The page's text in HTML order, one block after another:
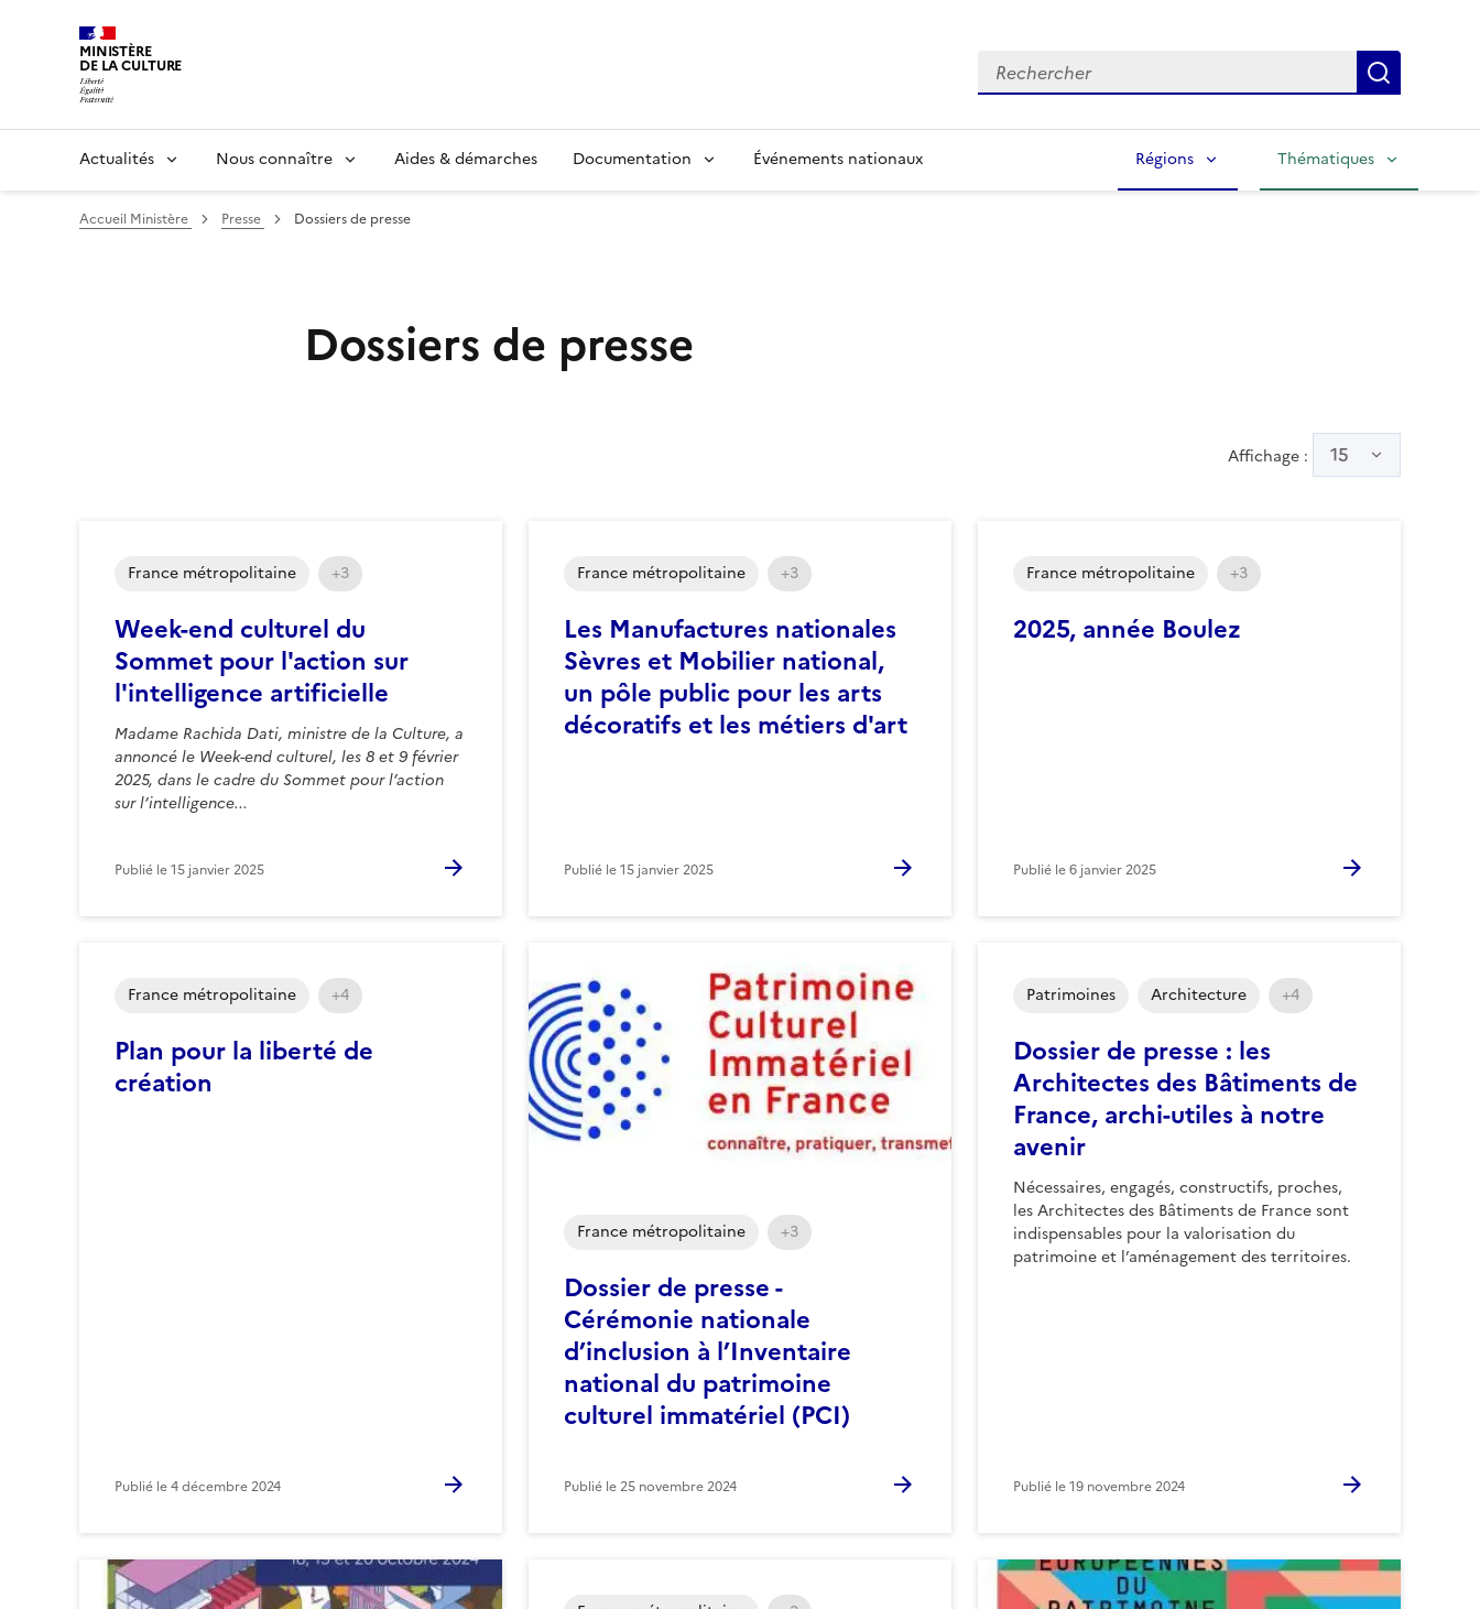
MINISTÈRE
DE LA CULTURE Rechercher
Actualités Nous connaître Aides & démarches Documentation Événements nationaux Régions Thématiques
Accueil Ministère Presse Dossiers de presse
Dossiers de presse
Affichage : 15
Week-end culturel du
Sommet pour l'action sur
l'intelligence artificielle
Madame Rachida Dati, ministre de la Culture, a
annoncé le Week-end culturel, les 8 et 9 février
2025, dans le cadre du Sommet pour l’action
sur l’intelligence...
France métropolitaine +3
Publié le15 janvier 2025
Les Manufactures nationales
Sèvres et Mobilier national,
un pôle public pour les arts
décoratifs et les métiers d'art
France métropolitaine +3
Publié le15 janvier 2025
2025, année Boulez
France métropolitaine +3
Publié le6 janvier 2025
Plan pour la liberté de
création
France métropolitaine +4
Publié le4 décembre 2024
Dossier de presse -
Cérémonie nationale
d’inclusion à l’Inventaire
national du patrimoine
culturel immatériel (PCI)
France métropolitaine +3
Publié le25 novembre 2024
Dossier de presse : les
Architectes des Bâtiments de
France, archi-utiles à notre
avenir
Nécessaires, engagés, constructifs, proches,
les Architectes des Bâtiments de France sont
indispensables pour la valorisation du
patrimoine et l’aménagement des territoires.
Patrimoines Architecture +4
Publié le19 novembre 2024